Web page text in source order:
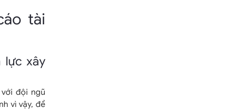
tài
lực xây
đội ngũ
vì vậy, để